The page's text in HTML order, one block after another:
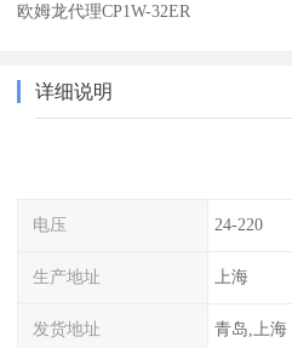
欧姆龙代理CP1W-32ER
详细说明
电压 24-220
生产地址 上海
发货地址 青岛,上海